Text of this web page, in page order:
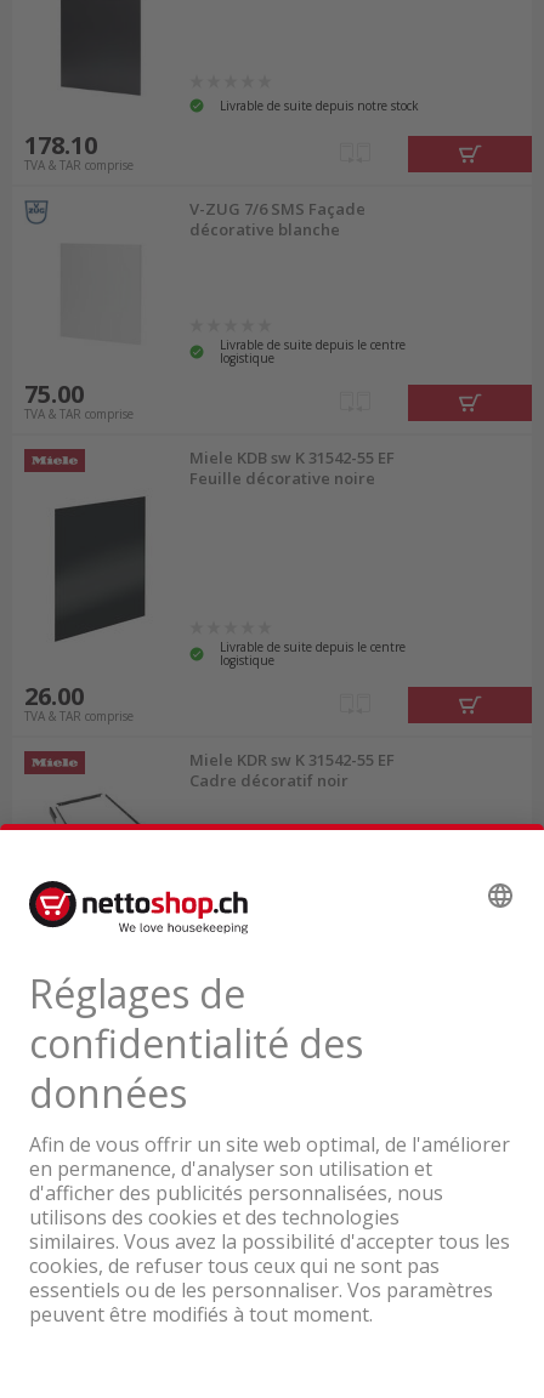
Livrable de suite depuis notre stock
178.10
TVA & TAR comprise
V-ZUG 7/6 SMS Façade
décorative blanche
Livrable de suite depuis le centre
logistique
75.00
TVA & TAR comprise
Miele KDB sw K 31542-55 EF
Feuille décorative noire
Livrable de suite depuis le centre
logistique
26.00
TVA & TAR comprise
Miele KDR sw K 31542-55 EF
Cadre décoratif noir
63.95
TVA & TAR comprise
Une entreprise du Groupe Coop